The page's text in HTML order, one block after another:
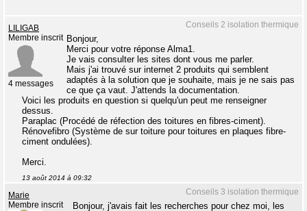
Conseils 2 isolation thermique
LILIGAB
Membre inscrit
4 messages
Bonjour,
Merci pour votre réponse Alma1.
Je vais consulter les sites dont vous me parler.
Mais j'ai trouvé sur internet 2 produits qui semblent
adaptés à la solution que je souhaite, mais je ne sais pas
ce que ça vaut. J'attends la documentation.
Voici les produits en question si quelqu'un peut me renseigner
dessus.
Paraplac (Procédé de réfection des toitures en fibres-ciment).
Rénovefibro (Système de sur toiture pour toitures en plaques fibre-
ciment ondulées).
Merci.
13 août 2014 à 09:32
Conseils 3 isolation thermique
Marie
Membre inscrit
Bonjour, j'avais fait les recherches pour chez moi, les